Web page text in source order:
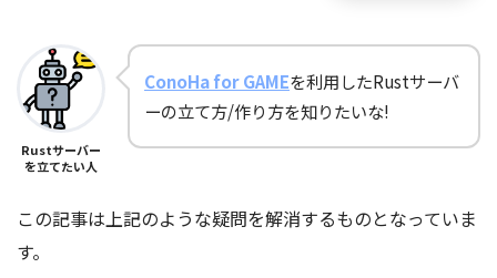
Rustサーバー
を立てたい人
ConoHa for GAMEを利用したRustサーバ
ーの立て方/作り方を知りたいな!
この記事は上記のような疑問を解消するものとなっていま
す。